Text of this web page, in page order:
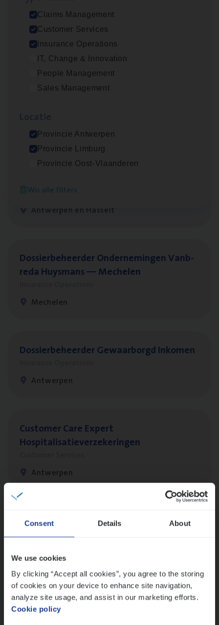
Consent Details About
We use cookies
By clicking “Accept all cookies”, you agree to the storing
of cookies on your device to enhance site navigation,
analyze site usage, and assist in our marketing efforts.
Cookie policy
Claims Management
Customer Services
Insurance Operations
IT, Change & Innovation
People Management
Sales Management
Provincie Antwerpen
Provincie Limburg
Provincie Oost-Vlaanderen
Wis alle filters
Scha­de Expert Fleet
Claims Management
Antwerpen
Dos­sier­be­heer­der ver­ze­ke­rin­gen — Soci­al
Antwerpen
Insurance Operations
Antwerpen en Hasselt
Dos­sier­be­heer­der Onder­ne­min­gen Van­b­
re­da Huys­mans — Mechelen
Mechelen
Dos­sier­be­heer­der Gewaar­borgd Inkomen
Antwerpen
Cus­to­mer Care Expert
Hospitalisatieverzekeringen
Antwerpen
Client Exe­cu­ti­ve Marine
Claims­hand­ler Fleet&Bike
Claims Management